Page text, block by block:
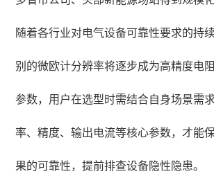
随着各行业对电气设备可靠性要求的持
别的微欧计分辨率将逐步成为高精度电
参数，用户在选型时需结合自身场景需
率、精度、输出电流等核心参数，才能
果的可靠性，提前排查设备隐性隐患。